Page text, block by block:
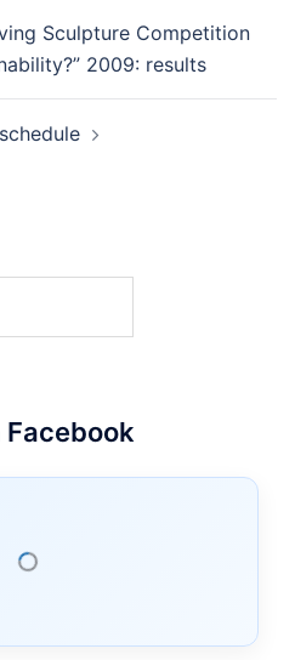
Sculpture Competition
2009: results
Facebook